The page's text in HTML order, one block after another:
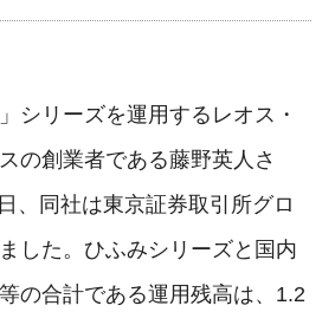
シリーズを運用するレオス・
の創業者である藤野英人さ
、同社は東京証券取引所グロ
した。ひふみシリーズと国内
の合計である運用残高は、1.2